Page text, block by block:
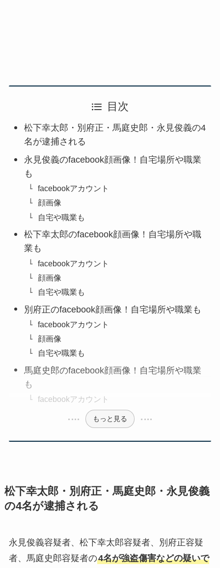
目次
松下幸太郎・別府正・馬庭史郎・永見俊義の4
名が逮捕される
永見俊義のfacebook顔画像！自宅場所や職業
も
facebookアカウント
顔画像
自宅や職業も
松下幸太郎のfacebook顔画像！自宅場所や職
業も
facebookアカウント
顔画像
自宅や職業も
別府正のfacebook顔画像！自宅場所や職業も
facebookアカウント
顔画像
自宅や職業も
馬庭史郎のfacebook顔画像！自宅場所や職業
も
facebookアカウント
もっと見る
松下幸太郎・別府正・馬庭史郎・永見俊義
の4名が逮捕される
永見俊義容疑者、松下幸太郎容疑者、別府正容疑
者、馬庭史郎容疑者の4名が強盗傷害などの疑いで